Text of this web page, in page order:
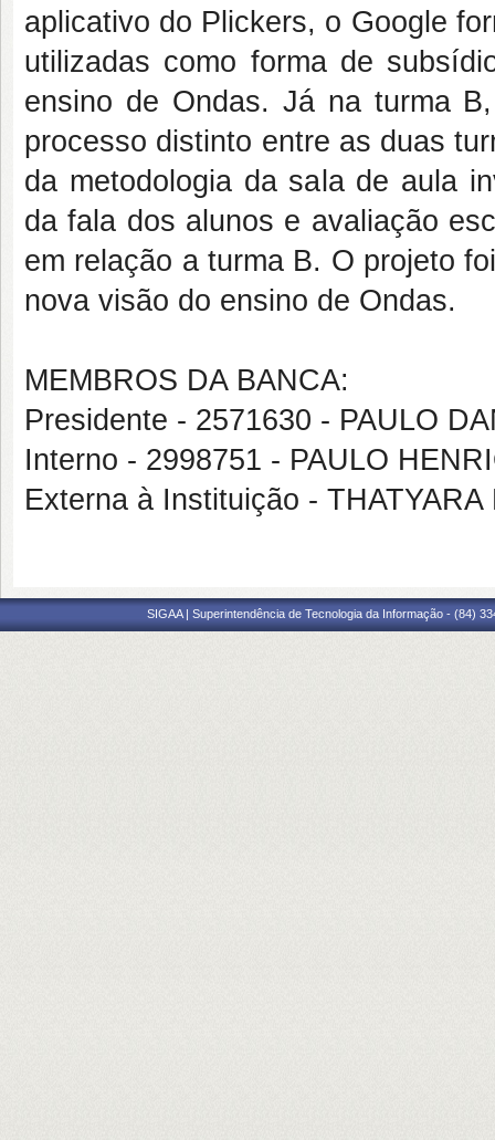
aplicativo do Plickers, o Google
utilizadas como forma de
ensino de Ondas. Já na turma
processo distinto entre as duas
da metodologia da sala de aula
da fala dos alunos e avaliação
em relação a turma B. O projeto
nova visão do ensino de Ondas.
MEMBROS DA BANCA:
Presidente - 2571630 - PAULO
Interno - 2998751 - PAULO
Externa à Instituição -
SIGAA | Superintendência de Tecnologia da Informação - (84)